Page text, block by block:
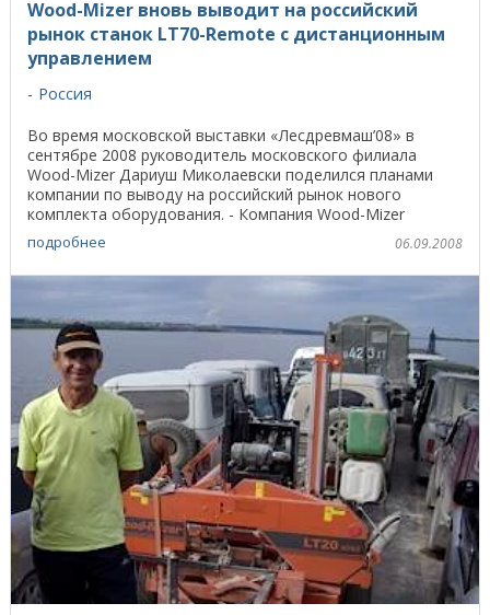
Wood-Mizer вновь выводит на российский
рынок станок LT70-Remote с дистанционным
управлением
Россия
Во время московской выставки «Лесдревмаш’08» в
сентябре 2008 руководитель московского филиала
Wood-Mizer Дариуш Миколаевски поделился планами
компании по выводу на российский рынок нового
комплекта оборудования. - Компания Wood-Mizer
работает в ...
подробнее 06.09.2008